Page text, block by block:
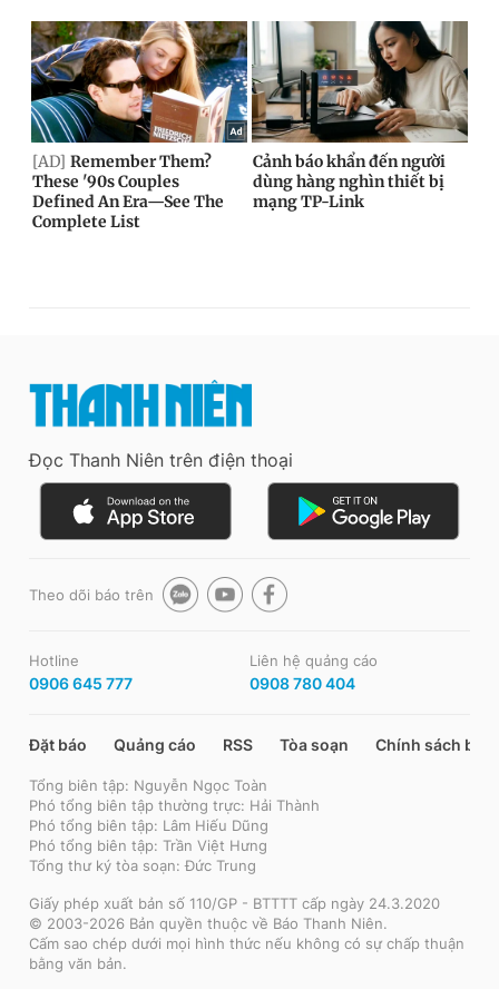
Đọc Thanh Niên trên điện thoại
Theo dõi báo trên
Hotline
0906 645 777
Liên hệ quảng cáo
0908 780 404
Đặt báo Quảng cáo RSS Tòa soạn Chính sách bảo
Tổng biên tập: Nguyễn Ngọc Toàn
Phó tổng biên tập thường trực: Hải Thành
Phó tổng biên tập: Lâm Hiếu Dũng
Phó tổng biên tập: Trần Việt Hưng
Tổng thư ký tòa soạn: Đức Trung
Giấy phép xuất bản số 110/GP - BTTTT cấp ngày 24.3.2020
© 2003-2026 Bản quyền thuộc về Báo Thanh Niên.
Cấm sao chép dưới mọi hình thức nếu không có sự chấp thuận
bằng văn bản.